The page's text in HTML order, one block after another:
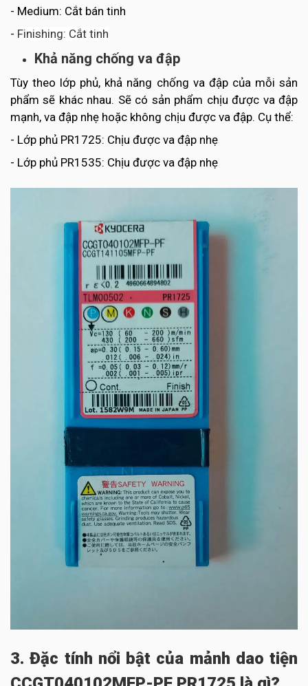
- Medium: Cắt bán tinh
- Finishing: Cắt tinh
Khả năng chống va đập
Tùy theo lớp phủ, khả năng chống va đập của mỗi sản
phẩm sẽ khác nhau. Sẽ có sản phẩm chịu được va đập
mạnh, va đập nhẹ hoặc không chịu được va đập. Cụ thể:
- Lớp phủ PR1725: Chịu được va đập nhẹ
- Lớp phủ PR1535: Chịu được va đập nhẹ
3. Đặc tính nổi bật của mảnh dao tiện